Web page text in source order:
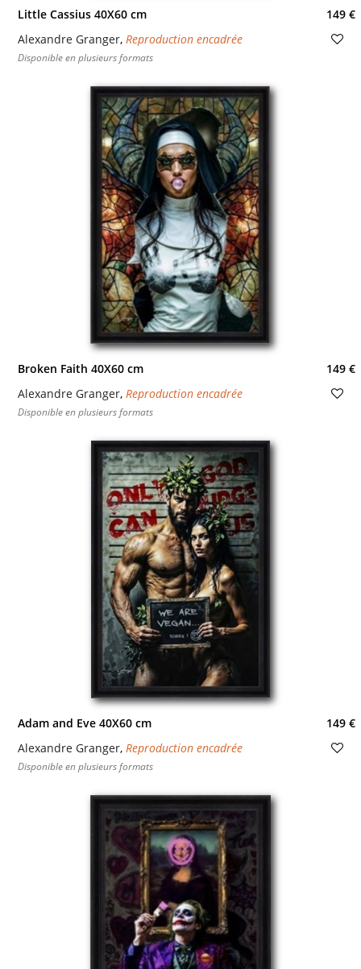
Little Cassius 40X60 cm
149 €
Alexandre Granger, Reproduction encadrée
Disponible en plusieurs formats
Broken Faith 40X60 cm
149 €
Alexandre Granger, Reproduction encadrée
Disponible en plusieurs formats
Adam and Eve 40X60 cm
149 €
Alexandre Granger, Reproduction encadrée
Disponible en plusieurs formats